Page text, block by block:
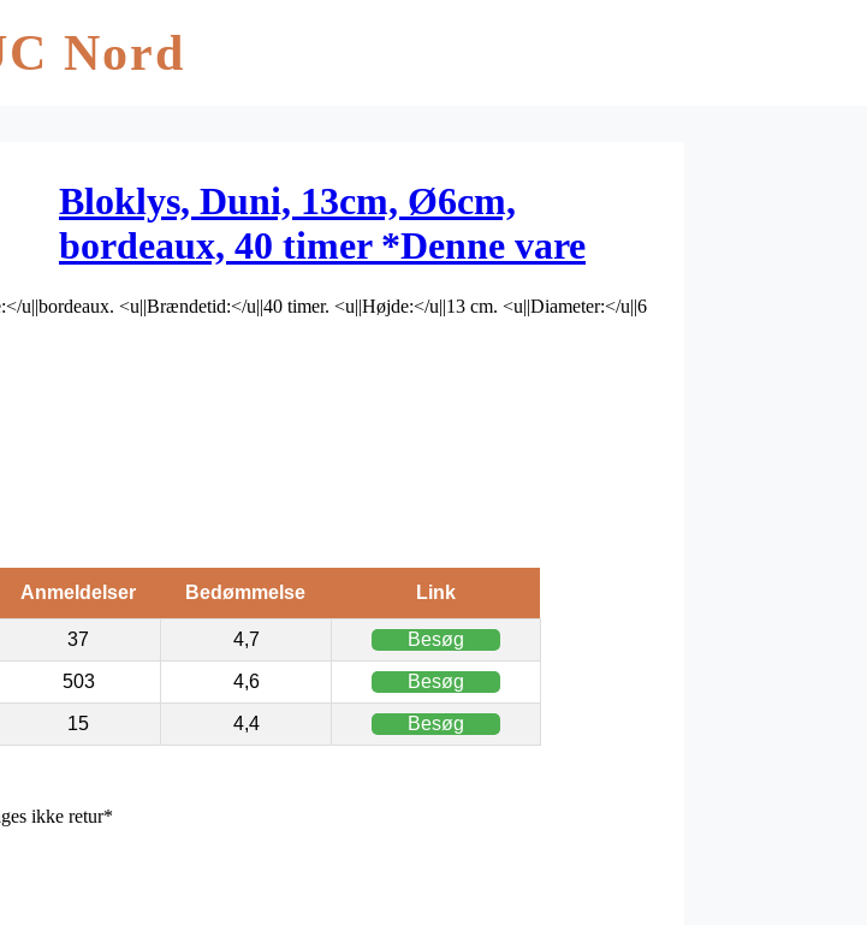
Nord
Bloklys, Duni, 13cm, Ø6cm,
bordeaux, 40 timer *Denne vare
tages ikke retur*
u||bordeaux. <u||Brændetid:</u||40 timer. <u||Højde:</u||13 cm. <u||Diameter:</u||6
Anmeldelser Bedømmelse Link
37 4,7 Besøg
503 4,6 Besøg
15 4,4 Besøg
ikke retur*